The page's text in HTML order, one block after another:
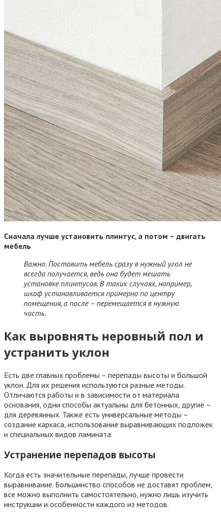
Сначала лучше установить плинтус, а потом – двигать
мебель
Важно. Поставить мебель сразу в нужный угол не
всегда получается, ведь она будет мешать
установке плинтусов. В таких случаях, например,
шкаф устанавливается примерно по центру
помещения, а после – перемещается в нужную
часть.
Как выровнять неровный пол и
устранить уклон
Есть две главных проблемы – перепады высоты и большой
уклон. Для их решения используются разные методы.
Отличаются работы и в зависимости от материала
основания, одни способы актуальны для бетонных, другие –
для деревянных. Также есть универсальные методы –
создание каркаса, использование выравнивающих подложек
и специальных видов ламината.
Устранение перепадов высоты
Когда есть значительные перепады, лучше провести
выравнивание. Большинство способов не доставят проблем,
все можно выполнить самостоятельно, нужно лишь изучить
инструкции и особенности каждого из методов.